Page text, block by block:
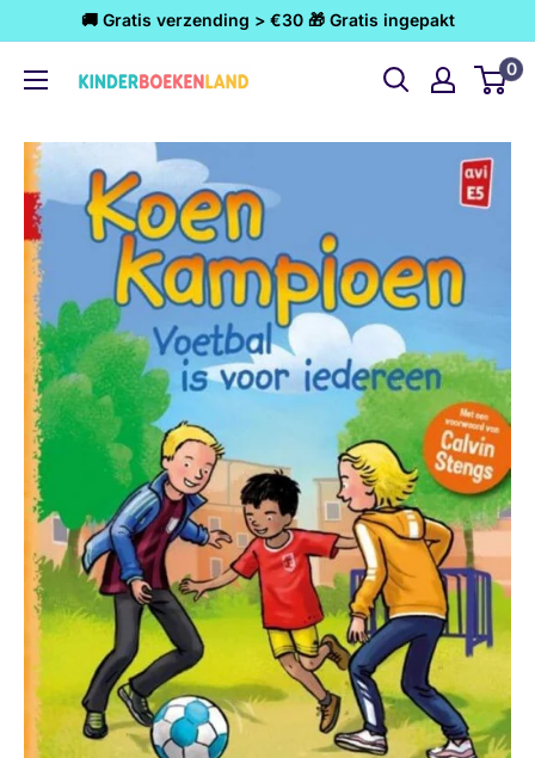
inhoud
🚚 Gratis verzending > €30 🎁 Gratis ingepakt
Kinderboekenland.nl 0